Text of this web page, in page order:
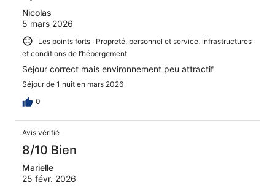
Nicolas
5 mars 2026
Les points forts : Propreté, personnel et service, infrastructures
et conditions de l’hébergement
Sejour correct mais environnement peu attractif
Séjour de 1 nuit en mars 2026
0
Avis vérifié
8/10 Bien
Marielle
25 févr. 2026